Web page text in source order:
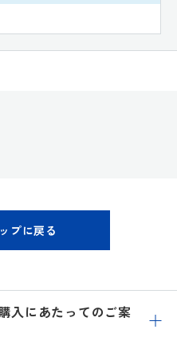
プに戻る
入にあたってのご案